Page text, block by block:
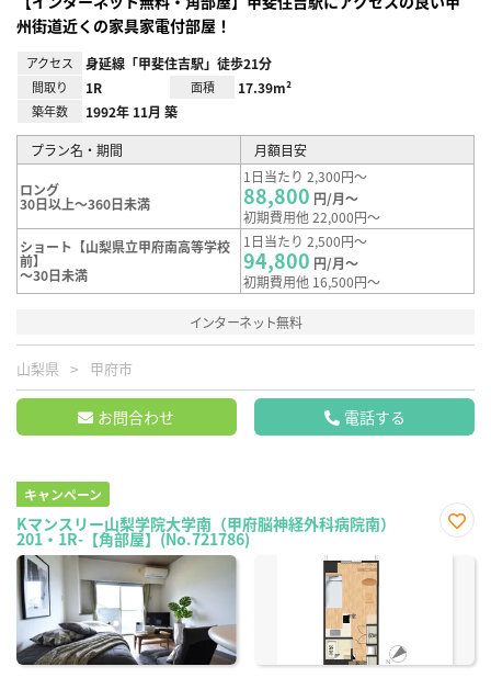
州街道近くの家具家電付部屋！
アクセス 身延線「甲斐住吉駅」徒歩21分
間取り 1R 面積 17.39m²
築年数 1992年 11月 築
プラン名・期間 月額目安
ロング
30日以上～360日未満
1日当たり 2,300円～
88,800 円/月～
初期費用他 22,000円～
ショート【山梨県立甲府南高等学校
前】
～30日未満
1日当たり 2,500円～
94,800 円/月～
初期費用他 16,500円～
インターネット無料
山梨県 甲府市
お問合わせ 電話する
キャンペーン
Kマンスリー山梨学院大学南（甲府脳神経外科病院南）
201・1R-【角部屋】(No.721786)
に入